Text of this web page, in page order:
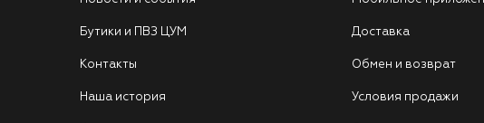
Бутики и ПВЗ ЦУМ
Контакты
Наша история
Доставка
Обмен и возврат
Условия продажи